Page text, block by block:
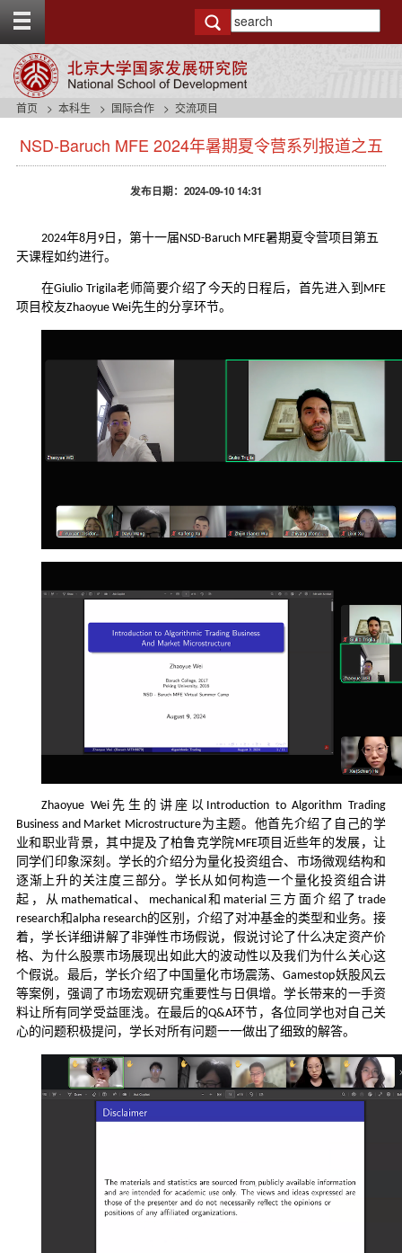
g
t
首页 本科生 国际合作 交流项目
NSD-Baruch MFE 2024年暑期夏令营系列报道之五
发布日期：2024-09-10 14:31
2024年8月 9 日，第十一届NSD-Baruch MFE暑期夏令营项目第五
天课程如约进行。
在Giulio Trigila老师简要介绍了今天的日程后，首先进入到 MFE
项目校友Zhaoyue Wei先生的分享环节。
Zhaoyue Wei先生的讲座以 Introduction to Algorithm Trading
Business and Market Microstructure为主题。他首先介绍了自己的学
业和职业背景，其中提及了柏鲁克学院MFE项目近些年的发展，让
同学们印象深刻。学长的介绍分为量化投资组合、市场微观结构和
逐渐上升的关注度三部分。学长从如何构造一个量化投资组合讲
起，从 mathematical 、 mechanical和 material 三方面介绍了trade
research和alpha research的区别，介绍了对冲基金的类型和业务。接
着，学长详细讲解了非弹性市场假说，假说讨论了什么决定资产价
格、为什么股票市场展现出如此大的波动性以及我们为什么关心这
个假说。最后，学长介绍了中国量化市场震荡、Gamestop妖股风云
等案例，强调了市场宏观研究重要性与日俱增。学长带来的一手资
料让所有同学受益匪浅。在最后的Q&A环节，各位同学也对自己关
心的问题积极提问，学长对所有问题一一做出了细致的解答。